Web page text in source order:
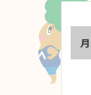
月